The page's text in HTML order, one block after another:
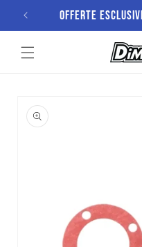
direttamenteOfferte esclusive
informazioni
sul prodotto